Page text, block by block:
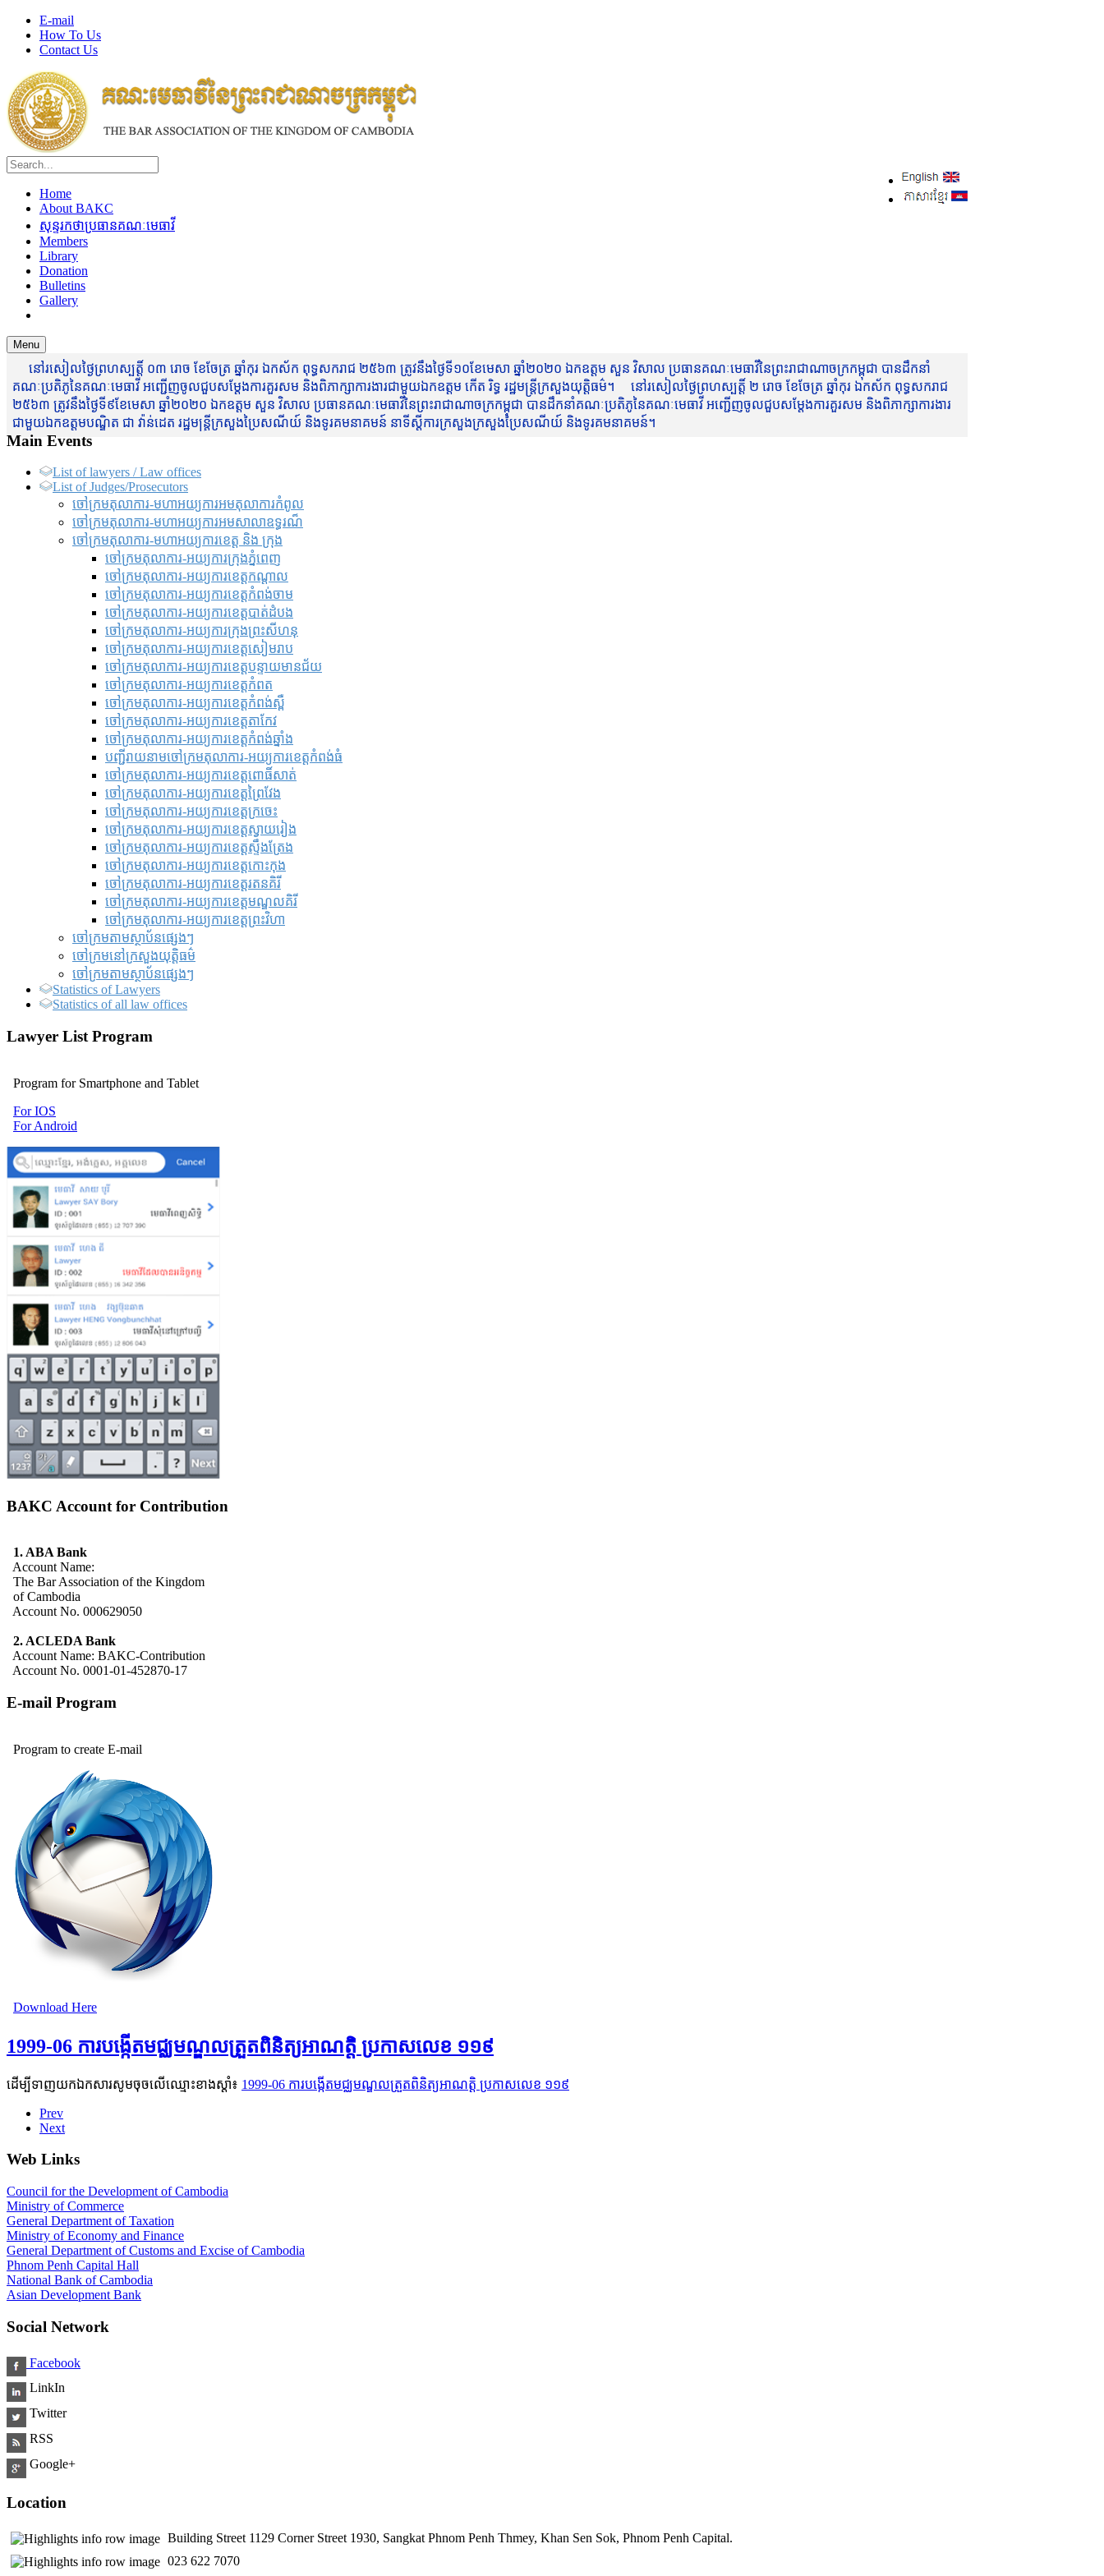
E-mail
How To Us
Contact Us
Home
About BAKC
សុន្ទរកថាប្រធានគណៈមេធាវី
Members
Library
Donation
Bulletins
Gallery
Menu
នៅរសៀលថ្ងៃព្រហស្បត្តិ៍ ០៣ រោច ខែចែត្រ ឆ្នាំកុរ ឯកស័ក ពុទ្ធសករាជ ២៥៦៣ ត្រូវនឹងថ្ងៃទី១០ខែមេសា ឆ្នាំ២០២០ ឯកឧត្តម សួន វិសាល ប្រធានគណៈមេធាវីនៃព្រះរាជាណាចក្រកម្ពុជា បានដឹកនាំ
គណៈប្រតិភូនៃគណៈមេធាវី អញ្ជើញចូលជួបសម្តែងការគួរសម និងពិភាក្សាការងារជាមួយឯកឧត្តម កើត រិទ្ធ រដ្ឋមន្ត្រីក្រសួងយុត្តិធម៌។ នៅរសៀលថ្ងៃព្រហស្បត្តិ៍ ២ រោច ខែចែត្រ ឆ្នាំកុរ ឯកស័ក ពុទ្ធសករាជ
២៥៦៣ ត្រូវនឹងថ្ងៃទី៩ខែមេសា ឆ្នាំ២០២០ ឯកឧត្តម សួន វិសាល ប្រធានគណៈមេធាវីនៃព្រះរាជាណាចក្រកម្ពុជា បានដឹកនាំគណៈប្រតិភូនៃគណៈមេធាវី អញ្ជើញចូលជួបសម្តែងការគួរសម និងពិភាក្សាការងារ
ជាមួយឯកឧត្តមបណ្ឌិត ជា វ៉ាន់ដេត រដ្ឋមន្រ្តីក្រសួងប្រៃសណីយ៍ និងទូរគមនាគមន៍ នាទីស្តីការក្រសួងក្រសួងប្រៃសណីយ៍ និងទូរគមនាគមន៍។
Main Events
List of lawyers / Law offices
List of Judges/Prosecutors
ចៅក្រមតុលាការ-មហាអយ្យការអមតុលាការកំពូល
ចៅក្រមតុលាការ-មហាអយ្យការអមសាលាឧទ្ធរណ៏
ចៅក្រមតុលាការ-មហាអយ្យការខេត្ត និង ក្រុង
ចៅក្រមតុលាការ-អយ្យការក្រុងភ្នំពេញ
ចៅក្រមតុលាការ-អយ្យការខេត្តកណ្តាល
ចៅក្រមតុលាការ-អយ្យការខេត្តកំពង់ចាម
ចៅក្រមតុលាការ-អយ្យការខេត្តបាត់ដំបង
ចៅក្រមតុលាការ-អយ្យការ​ក្រុងព្រះសីហនុ
ចៅក្រមតុលាការ-អយ្យការខេត្តសៀមរាប
ចៅក្រមតុលាការ-អយ្យការខេត្តបន្ទាយមានជ័យ
ចៅក្រមតុលាការ-អយ្យការខេត្តកំពត
ចៅក្រមតុលាការ-អយ្យការខេត្តកំពង់ស្ពឺ
ចៅក្រមតុលាការ-អយ្យការខេត្តតាកែវ
ចៅក្រមតុលាការ-អយ្យការខេត្តកំពង់ឆ្នាំង
បញ្ជីរាយនាមចៅក្រមតុលាការ-អយ្យការខេត្តកំពង់ធំ
ចៅក្រមតុលាការ-អយ្យការខេត្តពោធិ៍សាត់
ចៅក្រមតុលាការ-អយ្យការខេត្តព្រៃវែង
ចៅក្រមតុលាការ-អយ្យការខេត្តក្រចេះ
ចៅក្រមតុលាការ-អយ្យការខេត្តស្វាយរៀង
ចៅក្រមតុលាការ-អយ្យការខេត្តស្ទឹងត្រែង
ចៅក្រមតុលាការ-អយ្យការខេត្តកោះកុង
ចៅក្រមតុលាការ-អយ្យការខេត្តរតនគិរី
ចៅក្រមតុលាការ-អយ្យការខេត្តមណ្ឌលគិរី
ចៅក្រមតុលាការ-អយ្យការខេត្តព្រះវិហា
ចៅក្រមតាមស្ថាប័នផ្សេងៗ
ចៅក្រមនៅក្រសួងយុត្តិធម៌
ចៅក្រមតាមស្ថាប័នផ្សេងៗ
Statistics of Lawyers
Statistics of all law offices
Lawyer List Program
Program for Smartphone and Tablet
For IOS
For Android
BAKC Account for Contribution
1. ABA Bank
Account Name:
The Bar Association of the Kingdom
of Cambodia
Account No. 000629050
2. ACLEDA Bank
Account Name: BAKC-Contribution
Account No. 0001-01-452870-17
E-mail Program
Program to create E-mail
Download Here
1999-06 ការបង្កើតមជ្ឈមណ្ឌលត្រួតពិនិត្យអាណត្តិ​ ប្រកាសលេខ ១១៩
ដើម្បីទាញយកឯកសារសូមចុចលើឈ្មោះខាងស្តាំ៖ 1999-06 ការបង្កើតមជ្ឈមណ្ឌលត្រួតពិនិត្យអាណត្តិ​ ប្រកាសលេខ ១១៩
Prev
Next
Web Links
Council for the Development of Cambodia
Ministry of Commerce
General Department of Taxation
Ministry of Economy and Finance
General Department of Customs and Excise of Cambodia
Phnom Penh Capital Hall
National Bank of Cambodia
Asian Development Bank
Social Network
Facebook
LinkIn
Twitter
RSS
Google+
Location
Building Street 1129 Corner Street 1930, Sangkat Phnom Penh Thmey, Khan Sen Sok, Phnom Penh Capital.
​ 023 622 7070